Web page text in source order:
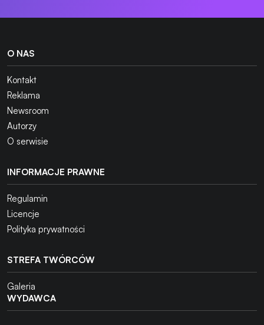
O NAS
Kontakt
Reklama
Newsroom
Autorzy
O serwisie
INFORMACJE PRAWNE
Regulamin
Licencje
Polityka prywatności
STREFA TWÓRCÓW
Galeria
WYDAWCA